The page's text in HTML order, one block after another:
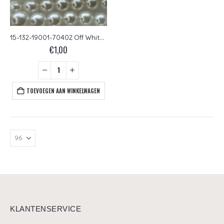
15-132-19001-70402 Off White 15 mm.
€1,00
TOEVOEGEN AAN WINKELWAGEN
KLANTENSERVICE